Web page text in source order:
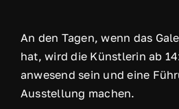
An den Tagen, wenn das
hat, wird die Künstlerin ab
anwesend sein und eine
Ausstellung machen.